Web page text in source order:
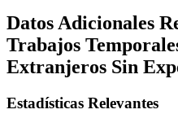
Datos Adicionales
Trabajos
Extranjeros Sin
Estadísticas Relevantes